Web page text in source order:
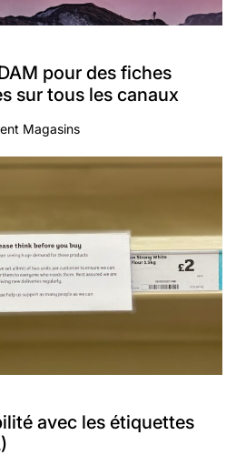
pour des fiches
sur tous les canaux
Magasins
avec les étiquettes